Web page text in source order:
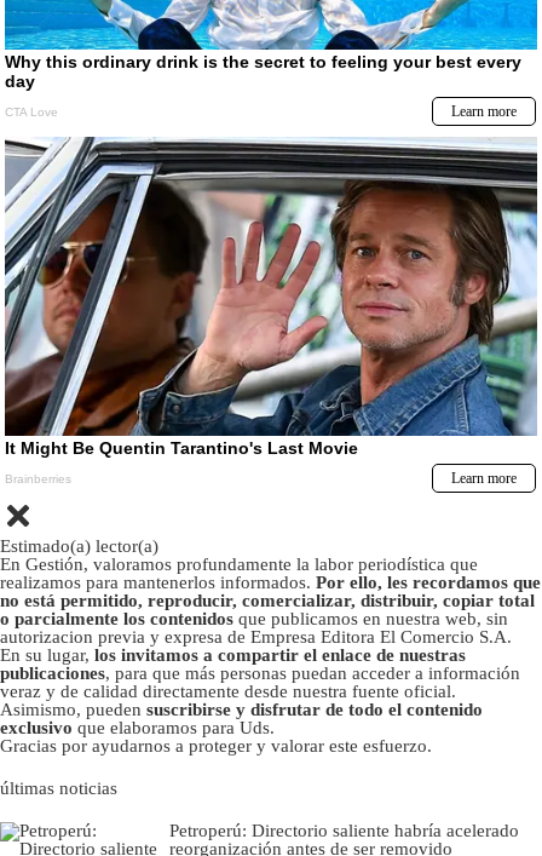
Estimado(a) lector(a)
En Gestión, valoramos profundamente la labor periodística que
realizamos para mantenerlos informados. Por ello, les recordamos que
no está permitido, reproducir, comercializar, distribuir, copiar total
o parcialmente los contenidos que publicamos en nuestra web, sin
autorizacion previa y expresa de Empresa Editora El Comercio S.A.
En su lugar, los invitamos a compartir el enlace de nuestras
publicaciones, para que más personas puedan acceder a información
veraz y de calidad directamente desde nuestra fuente oficial.
Asimismo, pueden suscribirse y disfrutar de todo el contenido
exclusivo que elaboramos para Uds.
Gracias por ayudarnos a proteger y valorar este esfuerzo.
últimas noticias
Petroperú: Directorio saliente habría acelerado
reorganización antes de ser removido